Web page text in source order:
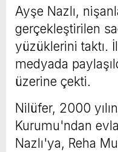
Ayşe Nazlı,
gerçekleştirilen
yüzüklerini taktı.
medyada
üzerine çekti.
Nilüfer, 2000
Kurumu'ndan
Nazlı'ya, Reha